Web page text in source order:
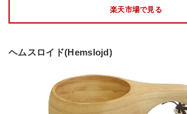
楽天市場で見る
ヘムスロイド(Hemslojd)